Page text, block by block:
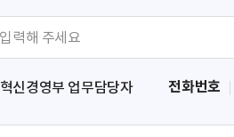
혁신경영부 업무담당자 전화번호